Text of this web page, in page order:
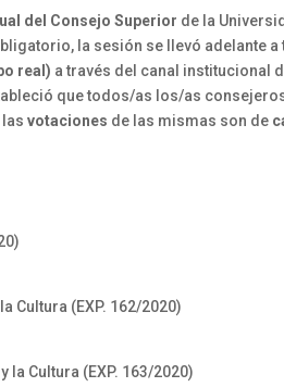
del Consejo Superior de la
la sesión se llevó adelante a
real) a través del canal institucional
que todos/as los/as
votaciones de las mismas son de
Cultura (EXP. 162/2020)
Cultura (EXP. 163/2020)